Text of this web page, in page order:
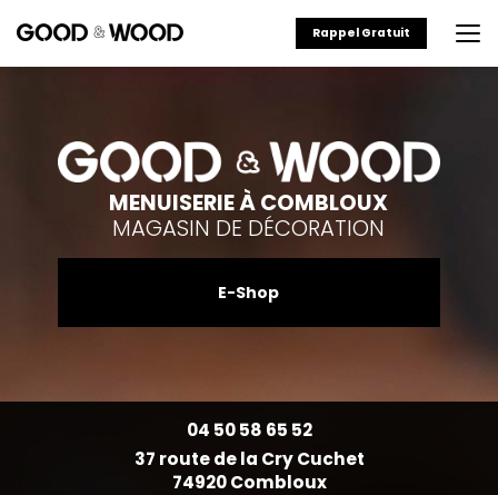
au
principal
Rappel Gratuit
MENUISERIE À COMBLOUX
MAGASIN DE DÉCORATION
E-Shop
04 50 58 65 52
37 route de la Cry Cuchet
74920 Combloux